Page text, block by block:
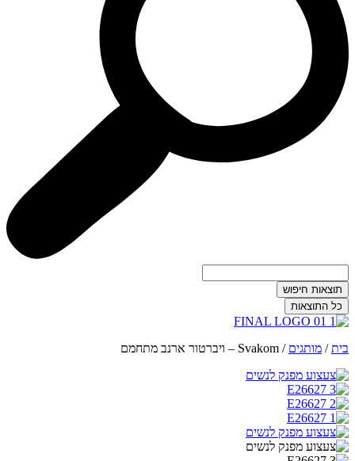
תוצאות חיפוש
כל התוצאות
בית/ מותגים / Svakom – ויברטור ארנב מתחמם